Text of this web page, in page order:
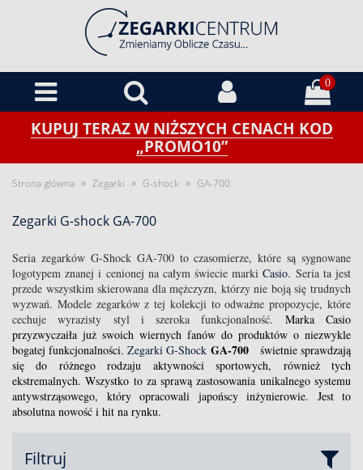
0
KUPUJ TERAZ W NIŻSZYCH CENACH KOD
„PROMO10”
Strona główna » Zegarki » G-shock » GA-700
Zegarki G-shock GA-700
Seria zegarków G-Shock GA-700 to czasomierze, które są sygnowane
logotypem znanej i cenionej na całym świecie markiCasio. Seria ta jest
przede wszystkim skierowana dla mężczyzn, którzy nie boją się trudnych
wyzwań. Modele zegarków z tej kolekcji to odważne propozycje, które
cechuje wyrazisty styl i szeroka funkcjonalność. Marka Casio
przyzwyczaiła już swoich wiernych fanów do produktów o niezwykle
bogatej funkcjonalności.Zegarki G-Shock GA-700świetnie sprawdzają
się do różnego rodzaju aktywności sportowych, również tych
ekstremalnych. Wszystko to za sprawą zastosowania unikalnego systemu
antywstrząsowego, który opracowali japońscy inżynierowie. Jest to
absolutna nowość i hit na rynku.
Filtruj